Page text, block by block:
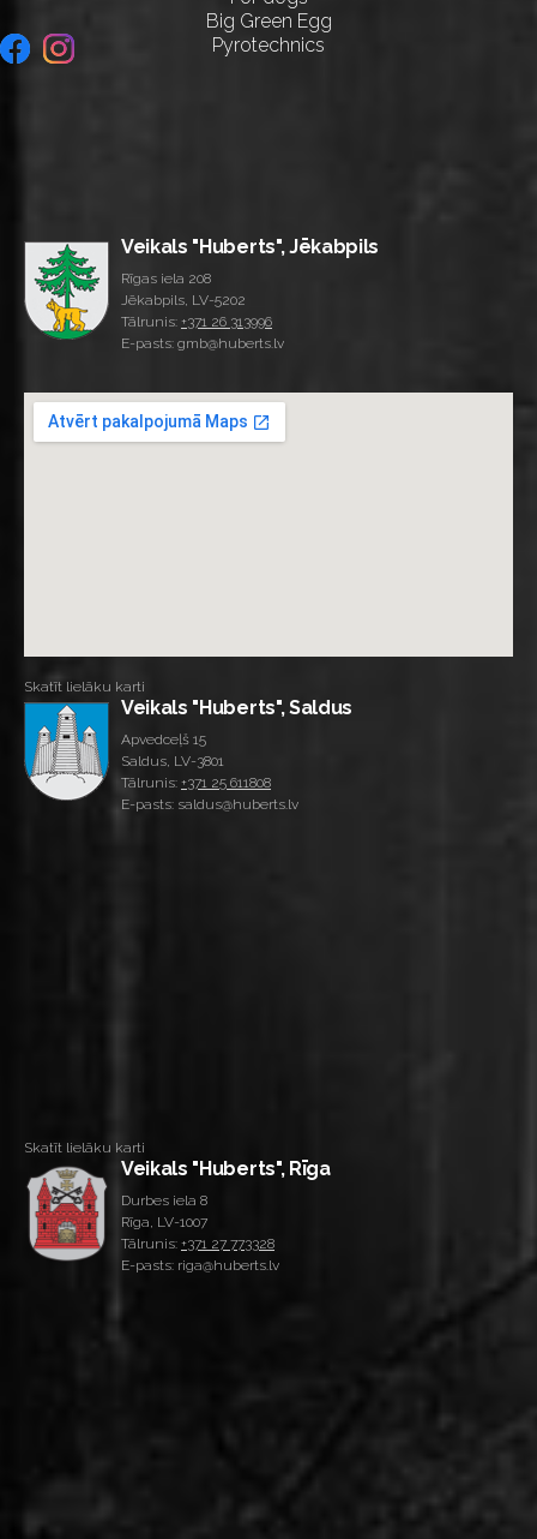
Big Green Egg
Pyrotechnics
Veikals "Huberts", Jēkabpils
Rīgas iela 208
Jēkabpils, LV-5202
Tālrunis: +371 26 313996
E-pasts: gmb@huberts.lv
Skatīt lielāku karti
Veikals "Huberts", Saldus
Apvedceļš 15
Saldus, LV-3801
Tālrunis: +371 25 611808
E-pasts: saldus@huberts.lv
Skatīt lielāku karti
Veikals "Huberts", Rīga
Durbes iela 8
Rīga, LV-1007
Tālrunis: +371 27 773328
E-pasts: riga@huberts.lv